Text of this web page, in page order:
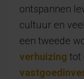
ontspannen
cultuur en
een tweede
verhuizing tot